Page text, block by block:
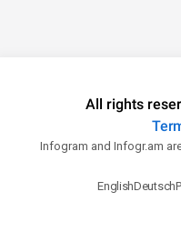
All rights
Infogram and Infogr.am
EnglishDeutsch